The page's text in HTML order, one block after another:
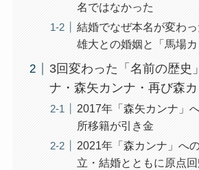
名ではなかった
結婚でなぜ本名が変わ
雄大との婚姻と「馬場
3回変わった「名前の歴
ナ・森矢カンナ・再び森
2017年「森矢カンナ」
所移籍が引き金
2021年「森カンナ」へ
立・結婚とともに原点